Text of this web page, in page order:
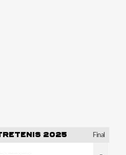
2025 Final